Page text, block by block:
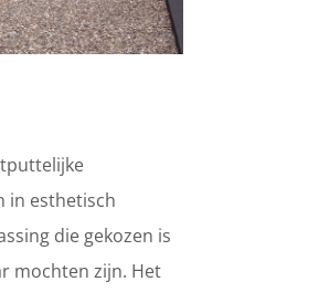
in esthetisch
die gekozen is
mochten zijn. Het